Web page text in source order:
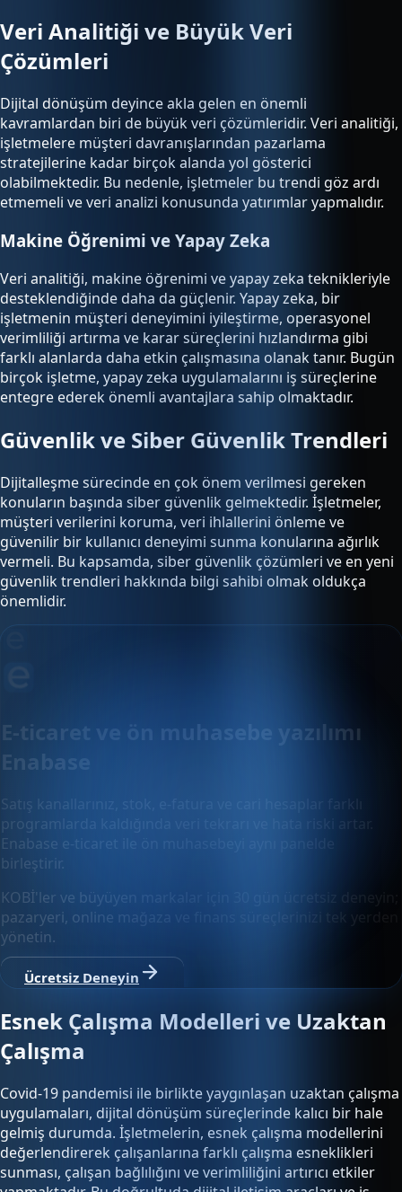
Veri Analitiği ve Büyük Veri
Çözümleri
Dijital dönüşüm deyince akla gelen en önemli
kavramlardan biri de büyük veri çözümleridir. Veri analitiği,
işletmelere müşteri davranışlarından pazarlama
stratejilerine kadar birçok alanda yol gösterici
olabilmektedir. Bu nedenle, işletmeler bu trendi göz ardı
etmemeli ve veri analizi konusunda yatırımlar yapmalıdır.
Makine Öğrenimi ve Yapay Zeka
Veri analitiği, makine öğrenimi ve yapay zeka teknikleriyle
desteklendiğinde daha da güçlenir. Yapay zeka, bir
işletmenin müşteri deneyimini iyileştirme, operasyonel
verimliliği artırma ve karar süreçlerini hızlandırma gibi
farklı alanlarda daha etkin çalışmasına olanak tanır. Bugün
birçok işletme, yapay zeka uygulamalarını iş süreçlerine
entegre ederek önemli avantajlara sahip olmaktadır.
Güvenlik ve Siber Güvenlik Trendleri
Dijitalleşme sürecinde en çok önem verilmesi gereken
konuların başında siber güvenlik gelmektedir. İşletmeler,
müşteri verilerini koruma, veri ihlallerini önleme ve
güvenilir bir kullanıcı deneyimi sunma konularına ağırlık
vermeli. Bu kapsamda, siber güvenlik çözümleri ve en yeni
güvenlik trendleri hakkında bilgi sahibi olmak oldukça
önemlidir.
E-ticaret ve ön muhasebe yazılımı
Enabase
Satış kanallarınız, stok, e-fatura ve cari hesaplar farklı
programlarda kaldığında veri tekrarı ve hata riski artar.
Enabase e-ticaret ile ön muhasebeyi aynı panelde
birleştirir.
KOBİ'ler ve büyüyen markalar için 30 gün ücretsiz deneyin;
pazaryeri, online mağaza ve finans süreçlerinizi tek yerden
yönetin.
Ücretsiz Deneyin
Esnek Çalışma Modelleri ve Uzaktan
Çalışma
Covid-19 pandemisi ile birlikte yaygınlaşan uzaktan çalışma
uygulamaları, dijital dönüşüm süreçlerinde kalıcı bir hale
gelmiş durumda. İşletmelerin, esnek çalışma modellerini
değerlendirerek çalışanlarına farklı çalışma esneklikleri
sunması, çalışan bağlılığını ve verimliliğini artırıcı etkiler